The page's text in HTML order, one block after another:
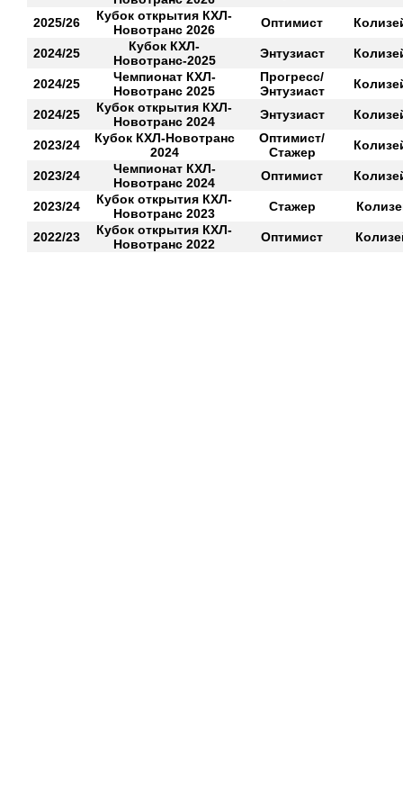
2025/26
Кубок открытия КХЛ-
Новотранс 2026
Оптимист
2024/25
Кубок КХЛ-
Новотранс-2025
Энтузиаст
2024/25
Чемпионат КХЛ-
Новотранс 2025
Прогресс/
Энтузиаст
2024/25
Кубок открытия КХЛ-
Новотранс 2024
Энтузиаст
2023/24
Кубок КХЛ-Новотранс
2024
Оптимист/
Стажер
2023/24
Чемпионат КХЛ-
Новотранс 2024
Оптимист
2023/24
Кубок открытия КХЛ-
Новотранс 2023
Стажер
2022/23
Кубок открытия КХЛ-
Новотранс 2022
Оптимист